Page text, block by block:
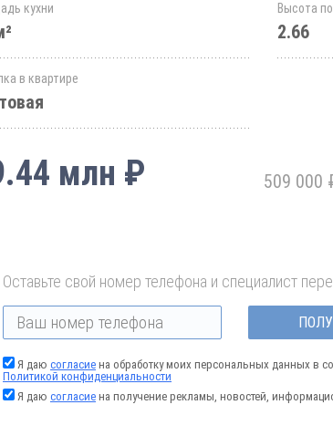
кухни Высота
2.66
в квартире
млн ₽ 509 000
Оставьте свой номер телефона и специалист
Я даю согласие на обработку моих персональных данных в
Политикой конфиденциальности
Я даю согласие на получение рекламы, новостей,